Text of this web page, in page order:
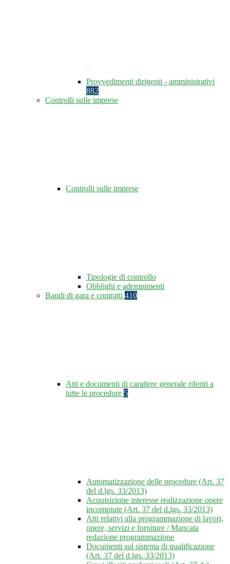
Provvedimenti dirigenti - amministrativi
882
Controlli sulle imprese
Controlli sulle imprese
Tipologie di controllo
Obblighi e adempimenti
Bandi di gara e contratti 410
Atti e documenti di carattere generale riferiti a
tutte le procedure 5
Automatizzazione delle procedure (Art. 37
del d.lgs. 33/2013)
Acquisizione interesse realizzazione opere
incompiute (Art. 37 del d.lgs. 33/2013)
Atti relativi alla programmazione di lavori,
opere, servizi e forniture / Mancata
redazione programmazione
Documenti sul sistema di qualificazione
(Art. 37 del d.lgs. 33/2013)